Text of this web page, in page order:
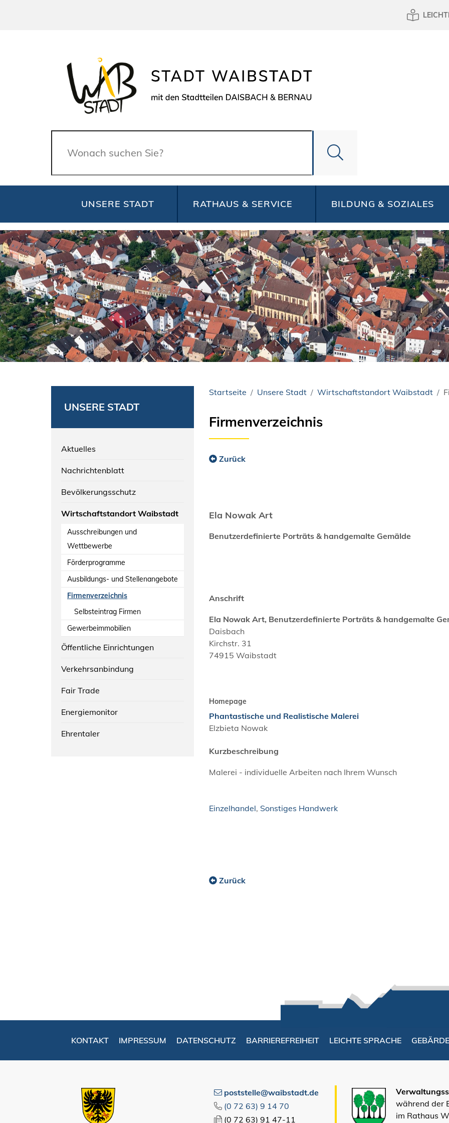
Suche
UNSERE STADT RATHAUS & SERVICE BILDUNG & SOZIALES
UNSERE STADT
Aktuelles
Nachrichtenblatt
Bevölkerungsschutz
Wirtschaftstandort Waibstadt
Ausschreibungen und
Wettbewerbe
Förderprogramme
Ausbildungs- und Stellenangebote
Firmenverzeichnis
Selbsteintrag Firmen
Gewerbeimmobilien
Öffentliche Einrichtungen
Verkehrsanbindung
Fair Trade
Energiemonitor
Ehrentaler
Startseite Unsere Stadt Wirtschaftstandort Waibstadt
Firmenverzeichnis
Zurück
Ela Nowak Art
Benutzerdefinierte Porträts & handgemalte Gemälde
Anschrift
Ela Nowak Art, Benutzerdefinierte Porträts & handgemalte
Daisbach
Kirchstr. 31
74915 Waibstadt
Homepage
Phantastische und Realistische Malerei
Elzbieta Nowak
Kurzbeschreibung
Malerei - individuelle Arbeiten nach Ihrem Wunsch
Einzelhandel, Sonstiges Handwerk
Zurück
KONTAKT IMPRESSUM DATENSCHUTZ BARRIEREFREIHEIT LEICHTE SPRACHE
poststelle@waibstadt.de
(0 72 63) 9 14 70
(0 72 63) 91 47-11
während der
im Rathaus